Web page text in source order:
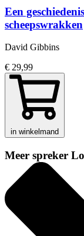
Een
scheepswrakken
David Gibbins
€ 29,99
in winkelmand
Meer spreker